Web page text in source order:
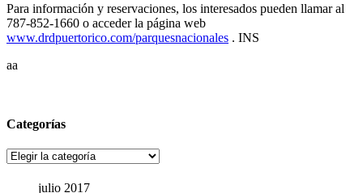
Para información y reservaciones, los interesados pueden llamar al
787-852-1660 o acceder la página web
www.drdpuertorico.com/parquesnacionales . INS
aa
Categorías
Categorías
julio 2017